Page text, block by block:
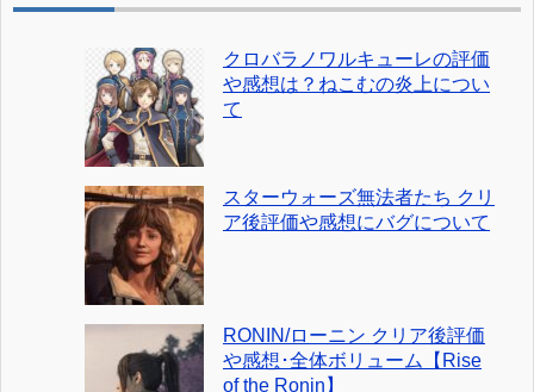
クロバラノワルキューレの評価
や感想は？ねこむの炎上につい
て
スターウォーズ無法者たち クリ
ア後評価や感想にバグについて
RONIN/ローニン クリア後評価
や感想･全体ボリューム【Rise
of the Ronin】